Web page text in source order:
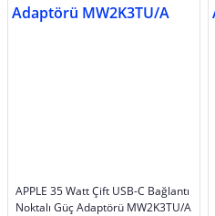
APPLE 35 Watt Çift USB-C Bağlantı
Noktalı Güç Adaptörü MW2K3TU/A